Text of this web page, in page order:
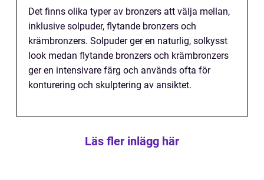
Det finns olika typer av bronzers att välja mellan,
inklusive solpuder, flytande bronzers och
krämbronzers. Solpuder ger en naturlig, solkysst
look medan flytande bronzers och krämbronzers
ger en intensivare färg och används ofta för
konturering och skulptering av ansiktet.
Läs fler inlägg här